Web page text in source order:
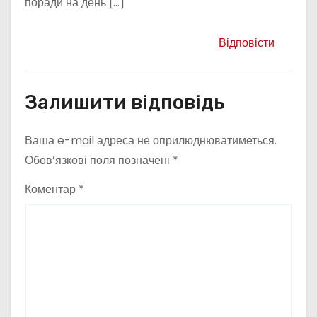
Відповісти
Залишити відповідь
Ваша e-mail адреса не оприлюднюватиметься.
Обов’язкові поля позначені *
Коментар *